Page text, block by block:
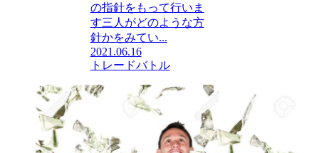
の指針をもって行いま
す三人がどのような方
針かをみてい...
2021.06.16
トレードバトル